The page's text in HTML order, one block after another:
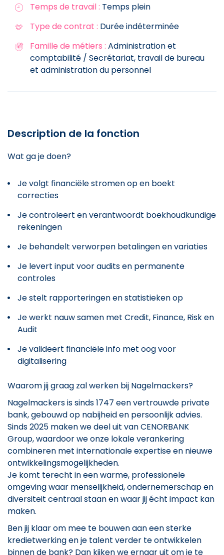
Temps de travail : Temps plein
Type de contrat : Durée indéterminée
Famille de métiers : Administration et
comptabilité / Secrétariat, travail de bureau
et administration du personnel
Description de la fonction
Wat ga je doen?
Je volgt financiële stromen op en boekt
correcties
Je controleert en verantwoordt boekhoudkundige
rekeningen
Je behandelt verworpen betalingen en variaties
Je levert input voor audits en permanente
controles
Je stelt rapporteringen en statistieken op
Je werkt nauw samen met Credit, Finance, Risk en
Audit
Je valideert financiële info met oog voor
digitalisering
Waarom jij graag zal werken bij Nagelmackers?
Nagelmackers is sinds 1747 een vertrouwde private
bank, gebouwd op nabijheid en persoonlijk advies.
Sinds 2025 maken we deel uit van CENORBANK
Group, waardoor we onze lokale verankering
combineren met internationale expertise en nieuwe
ontwikkelingsmogelijkheden.
Je komt terecht in een warme, professionele
omgeving waar menselijkheid, ondernemerschap en
diversiteit centraal staan en waar jij écht impact kan
maken.
Ben jij klaar om mee te bouwen aan een sterke
kredietwerking en je talent verder te ontwikkelen
binnen de bank? Dan kijken we ernaar uit om je te